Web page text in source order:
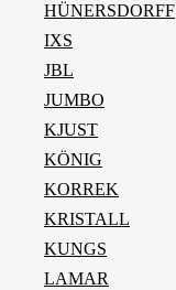
HÜNERSDORFF
IXS
JBL
JUMBO
KJUST
KÖNIG
KORREK
KRISTALL
KUNGS
LAMAR